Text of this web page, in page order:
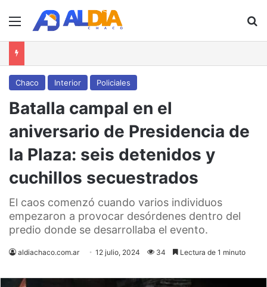
Menú
Chaco Interior Policiales
Batalla campal en el
aniversario de Presidencia de
la Plaza: seis detenidos y
cuchillos secuestrados
El caos comenzó cuando varios individuos
empezaron a provocar desórdenes dentro del
predio donde se desarrollaba el evento.
aldiachaco.com.ar 12 julio, 2024 34 Lectura de 1 minuto